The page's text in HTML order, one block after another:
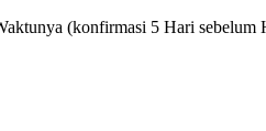
(konfirmasi 5 Hari sebelum